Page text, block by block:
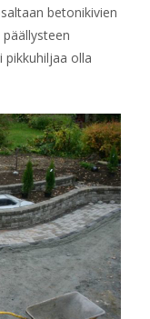
betonikivien
pikkuhiljaa olla